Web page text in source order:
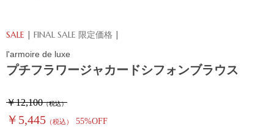
プチフラワージャカードシフォンブラウス
SALE | FINAL SALE 限定価格 |
￥12,100（税込）
￥5,445 （税込） 55%OFF
l'armoire de luxe